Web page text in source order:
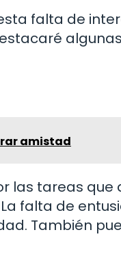
falta de
amistad
las tareas
falta de
También